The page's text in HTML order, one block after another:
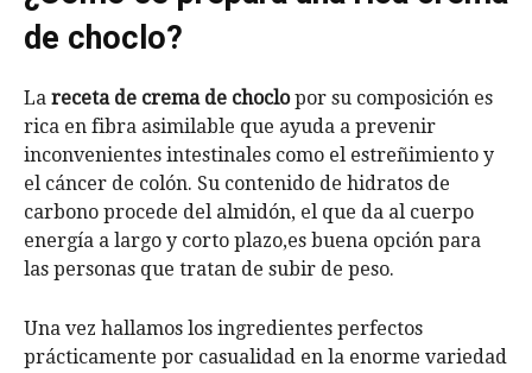
de choclo?
La receta de crema de choclopor su composición es
rica en fibra asimilable que ayuda a prevenir
inconvenientes intestinales como el estreñimiento y
el cáncer de colón. Su contenido de hidratos de
carbono procede del almidón, el que da al cuerpo
energía a largo y corto plazo,es buena opción para
las personas que tratan de subir de peso.
Una vez hallamos los ingredientes perfectos
prácticamente por casualidad en la enorme variedad